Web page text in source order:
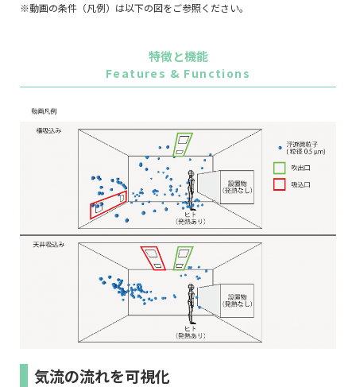
※動画の条件（凡例）は以下の図をご参照ください。
特徴と機能
Features & Functions
気流の流れを可視化